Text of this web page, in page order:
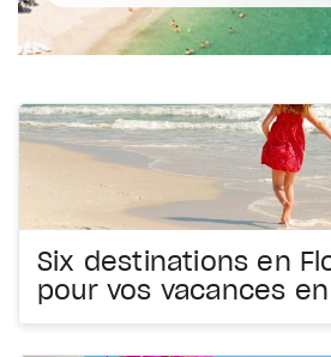
Six destinations en
pour vos vacances